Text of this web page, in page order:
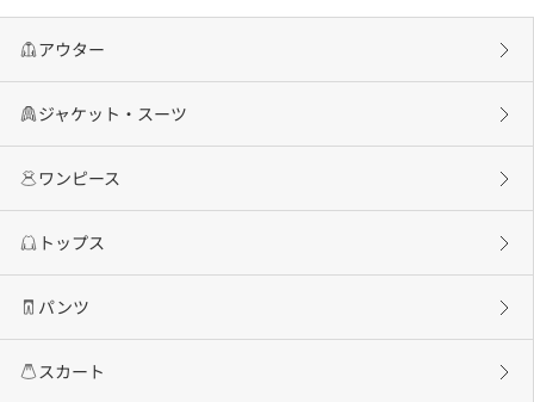
アウター
ジャケット・スーツ
ワンピース
トップス
パンツ
スカート